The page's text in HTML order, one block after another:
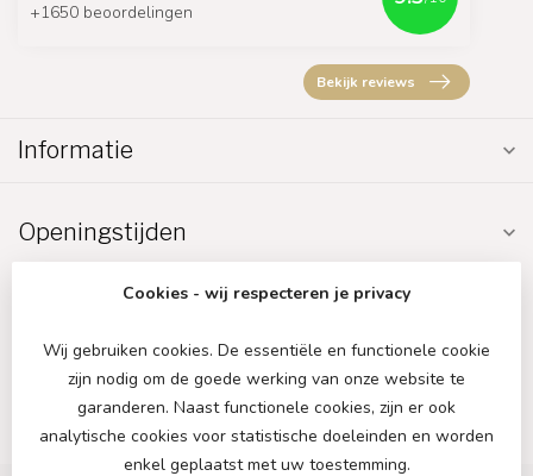
+1650 beoordelingen
Bekijk reviews
Informatie
Openingstijden
Cookies - wij respecteren je privacy
Wij gebruiken cookies. De essentiële en functionele cookie
zijn nodig om de goede werking van onze website te
garanderen. Naast functionele cookies, zijn er ook
analytische cookies voor statistische doeleinden en worden
enkel geplaatst met uw toestemming.